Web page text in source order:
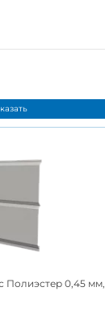
Полиэстер 0,45 мм,